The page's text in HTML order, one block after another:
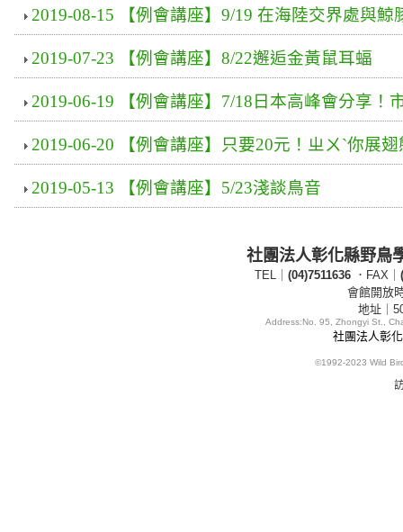
2019-08-15 【例會講座】9/19 在海陸交界處與鯨
2019-07-23 【例會講座】8/22邂逅金黃鼠耳蝠
2019-06-19 【例會講座】7/18日本高峰會分享！
2019-06-20 【例會講座】只要20元！ㄓㄨˋ你展
2019-05-13 【例會講座】5/23淺談鳥音
社團法人彰化縣野鳥
TEL｜ (04)7511636 ．FAX｜
會館開放
地址｜
Address:No. 95, Zhongyi St.,
社團法人彰
©1992-2023 Wild